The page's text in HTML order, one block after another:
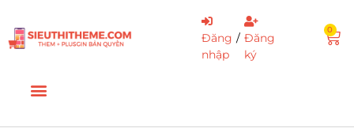
Đăng
nhập
/ Đăng
ký
0